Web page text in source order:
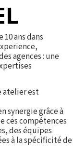
ans dans
agences : une
atelier est
synergie grâce à
compétences
des équipes
à la spécificité de